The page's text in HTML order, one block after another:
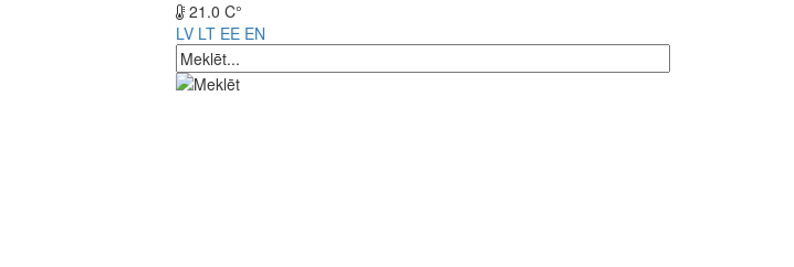
21.0 C°
LV LT EE EN